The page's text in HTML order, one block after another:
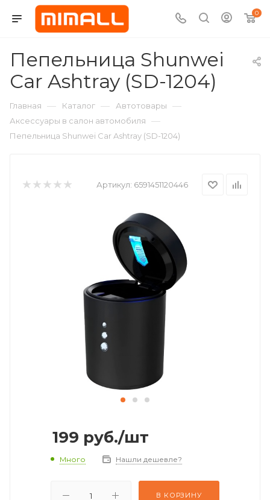
0
Пепельница Shunwei
Car Ashtray (SD-1204)
Главная — Каталог — Автотовары —
Аксессуары в салон автомобиля —
Пепельница Shunwei Car Ashtray (SD-1204)
Артикул: 6591451120446
199 руб./шт
Много Нашли дешевле?
В КОРЗИНУ